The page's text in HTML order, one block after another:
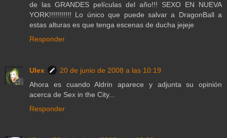
de las GRANDES películas del año!!! SEXO EN NUEVA
YORK!!!!!!!!!!! Lo único que puede salvar a DragonBall a
estas alturas es que tenga escenas de ducha jejeje
Responder
Ulex
20 de junio de 2008 a las 10:19
Ahora es cuando Aldrin aparece y adjunta su opinión
acerca de Sex in the City...
Responder